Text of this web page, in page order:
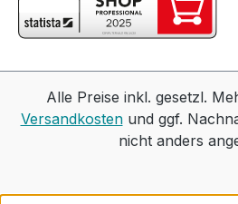
Alle Preise inkl. gesetzl.
Versandkostenund ggf.
nicht anders